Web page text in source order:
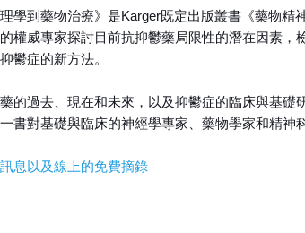
理學到藥物治療》是Karger既定出版叢書《藥物
權威專家探討目前抗抑鬱藥局限性的潛在因素，
鬱症的新方法。
的過去、現在和未來，以及抑鬱症的臨床與基礎
書對基礎與臨床的神經學專家、藥物學家和精神
息以及線上的免費摘錄